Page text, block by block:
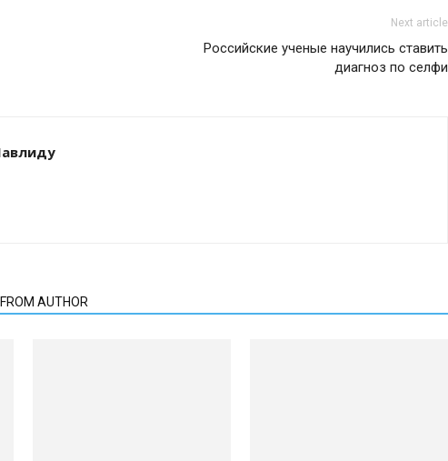
Next article
Российские ученые научились ставить
диагноз по селфи
AUTHOR